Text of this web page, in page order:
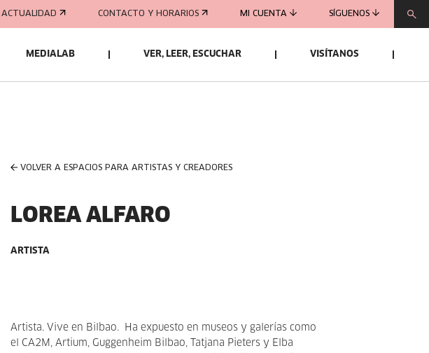
ACTUALIDAD CONTACTO Y HORARIOS MI CUENTA SÍGUENOS
MEDIALAB VER, LEER, ESCUCHAR VISÍTANOS
VOLVER A ESPACIOS PARA ARTISTAS Y CREADORES
LOREA ALFARO
ARTISTA
Artista. Vive en Bilbao. Ha expuesto en museos y galerías como
el CA2M, Artium, Guggenheim Bilbao, Tatjana Pieters y Elba